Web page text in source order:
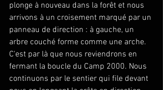
plonge à nouveau dans la forêt et nous
arrivons à un croisement marqué par un
panneau de direction : à gauche, un
arbre couché forme comme une arche.
C'est par là que nous reviendrons en
fermant la boucle du Camp 2000. Nous
continuons par le sentier qui file devant